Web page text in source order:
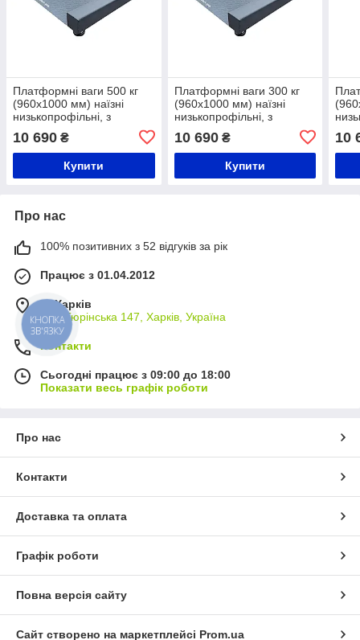
Платформні ваги 500 кг
(960х1000 мм) наїзні
низькопрофільні, з
вбудованими пандусами
10 690 ₴
Купити
Платформні ваги 300 кг
(960х1000 мм) наїзні
низькопрофільні, з
вбудованими пандусами
10 690₴
Купити
10
Про нас
100% позитивних з 52 відгуків за рік
Працює з 01.04.2012
м. Харків
вул. Тюрінська 147, Харків, Україна
Контакти
Сьогодні працює з 09:00 до 18:00
Показати весь графік роботи
Про нас
Контакти
Доставка та оплата
Графік роботи
Повна версія сайту
Сайт створено на маркетплейсі Prom.ua
КНОПКА
ЗВ'ЯЗКУ